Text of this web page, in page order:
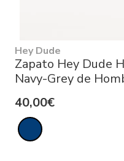
Hey Dude
Zapato Hey Dude
Navy-Grey de
40,00€